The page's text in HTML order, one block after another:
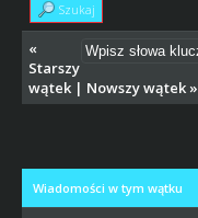
Szukaj
«
Starszy
wątek| Nowszy wątek»
Wiadomości w tym wątku